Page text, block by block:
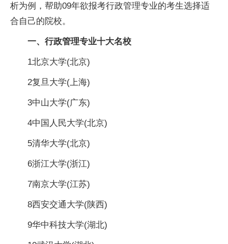
析为例，帮助09年欲报考行政管理专业的考生选择适
合自己的院校。
一、行政管理专业十大名校
1北京大学(北京)
2复旦大学(上海)
3中山大学(广东)
4中国人民大学(北京)
5清华大学(北京)
6浙江大学(浙江)
7南京大学(江苏)
8西安交通大学(陕西)
9华中科技大学(湖北)